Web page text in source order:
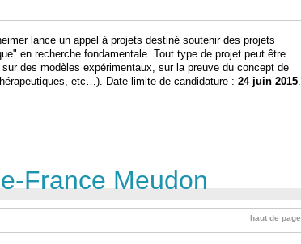
lance un appel à projets destiné soutenir des projets
en recherche fondamentale. Tout type de projet peut être
des modèles expérimentaux, sur la preuve du concept de
etc…). Date limite de candidature : 24 juin 2015
France Meudon
haut de page